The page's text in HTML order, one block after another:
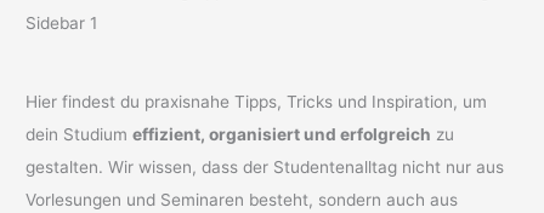
Hier findest du praxisnahe Tipps, Tricks und Inspiration, um
dein Studiumeffizient, organisiert und erfolgreich zu
gestalten. Wir wissen, dass der Studentenalltag nicht nur aus
Vorlesungen und Seminaren besteht, sondern auch aus